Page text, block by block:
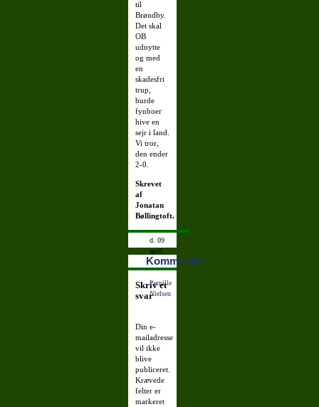
til
Brøndby.
Det skal
OB
udnytte
og med
en
skadesfri
trup,
burde
fynboer
hive en
sejr i land.
Vi tror,
den ender
2-0.
Skrevet
af
Jonatan
Bøllingtoft.
d. 09
april
2009
09:53:31
Pernille
Nielsen
Kommentér
Skriv et
svar
Din e-
mailadresse
vil ikke
blive
publiceret.
Krævede
felter er
markeret